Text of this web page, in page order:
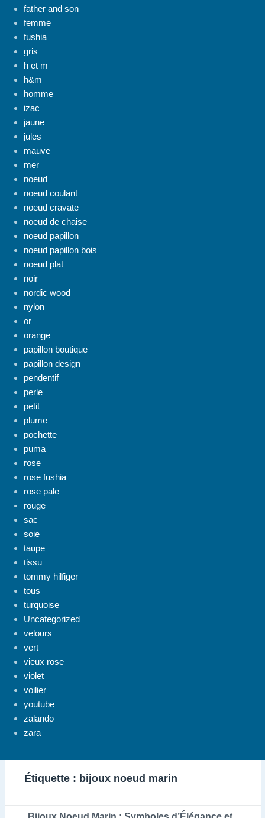
father and son
femme
fushia
gris
h et m
h&m
homme
izac
jaune
jules
mauve
mer
noeud
noeud coulant
noeud cravate
noeud de chaise
noeud papillon
noeud papillon bois
noeud plat
noir
nordic wood
nylon
or
orange
papillon boutique
papillon design
pendentif
perle
petit
plume
pochette
puma
rose
rose fushia
rose pale
rouge
sac
soie
taupe
tissu
tommy hilfiger
tous
turquoise
Uncategorized
velours
vert
vieux rose
violet
voilier
youtube
zalando
zara
Étiquette : bijoux noeud marin